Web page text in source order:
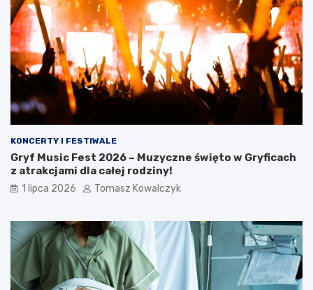
KONCERTY I FESTIWALE
Gryf Music Fest 2026 – Muzyczne święto w Gryficach
z atrakcjami dla całej rodziny!
1 lipca 2026 Tomasz Kowalczyk